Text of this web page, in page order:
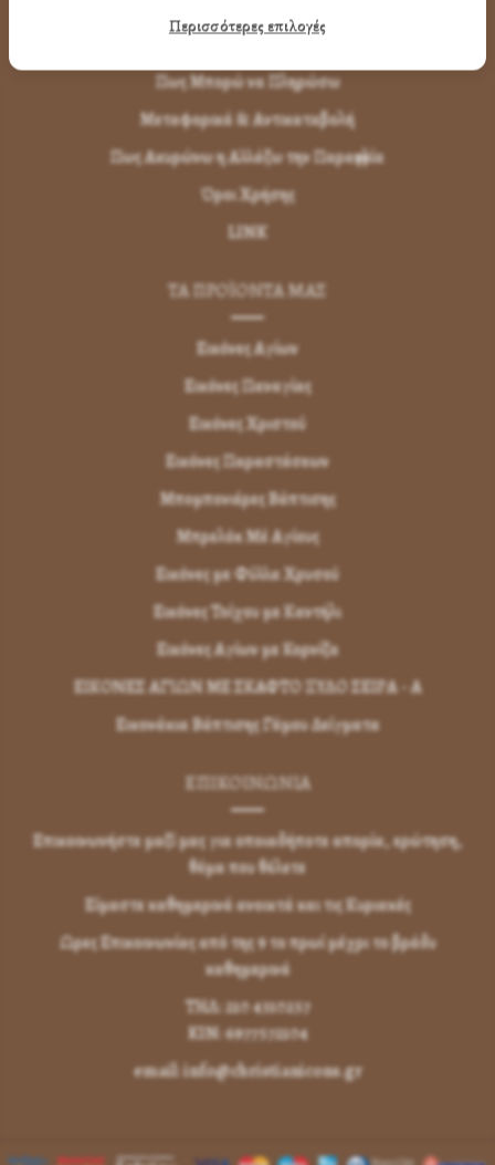
Πως Μπορώ να παραγγείλω
Πως Μπορώ να Πληρώσω
Μεταφορικά & Αντικαταβολή
Πως Ακυρώνω η Αλλάζω την Παραγγελία
Όροι Χρήσης
LINK
ΤΑ ΠΡΟΪΟΝΤΑ ΜΑΣ
Εικόνες Αγίων
Εικόνες Παναγίας
Εικόνες Χριστού
Εικόνες Παραστάσεων
Μπομπονιέρες Βάπτισης
Μπρελόκ Μέ Αγίους
Εικόνες με Φύλλα Χρυσού
Εικόνες Τοίχου με Καντήλι
Εικόνες Αγίων με Κορνίζα
ΕΙΚΟΝΕΣ ΑΓΙΩΝ ΜΕ ΣΚΑΦΤΟ ΞΥΛΟ ΣΕΙΡΑ - Α
Εικονάκια Βάπτισης Γάμου Δείγματα
ΕΠΙΚΟΙΝΩΝΊΑ
Επικοινωνήστε μαζί μας για οποιαδήποτε απορία, ερώτηση,
θέμα που θέλετε
Είμαστε καθημερινά ανοικτά και τις Κυριακές
Ωρες Επικοινωνίας από της 9 το πρωί μέχρι το βράδυ
καθημερινά
ΤΗΛ: 210 4310257
KIN: 6977572104
email: info@christianicons.gr
Περισσότερες επιλογές